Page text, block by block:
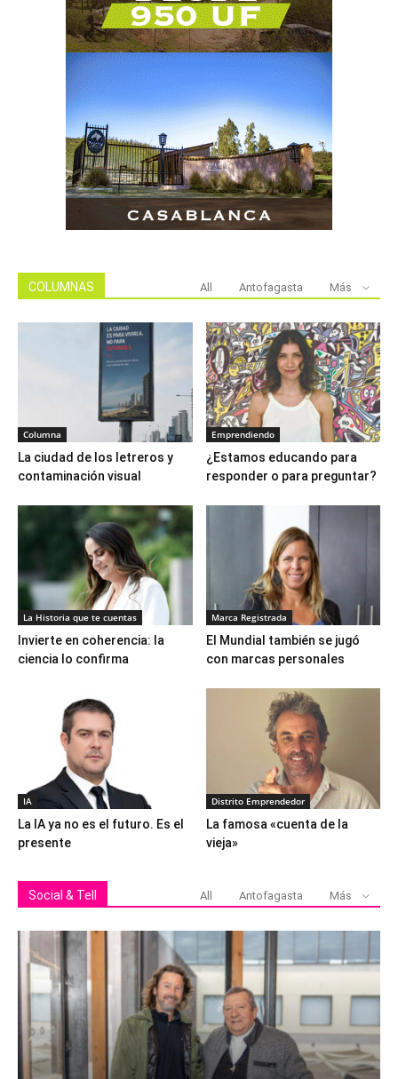
COLUMNAS All Antofagasta Más
Columna
La ciudad de los letreros y
contaminación visual
Emprendiendo
¿Estamos educando para
responder o para preguntar?
La Historia que te cuentas
Invierte en coherencia: la
ciencia lo confirma
Marca Registrada
El Mundial también se jugó
con marcas personales
IA
La IA ya no es el futuro. Es el
presente
Distrito Emprendedor
La famosa «cuenta de la
vieja»
Social & Tell All Antofagasta Más